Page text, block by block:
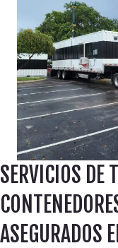
SERVICIOS DE
ASEGURADOS